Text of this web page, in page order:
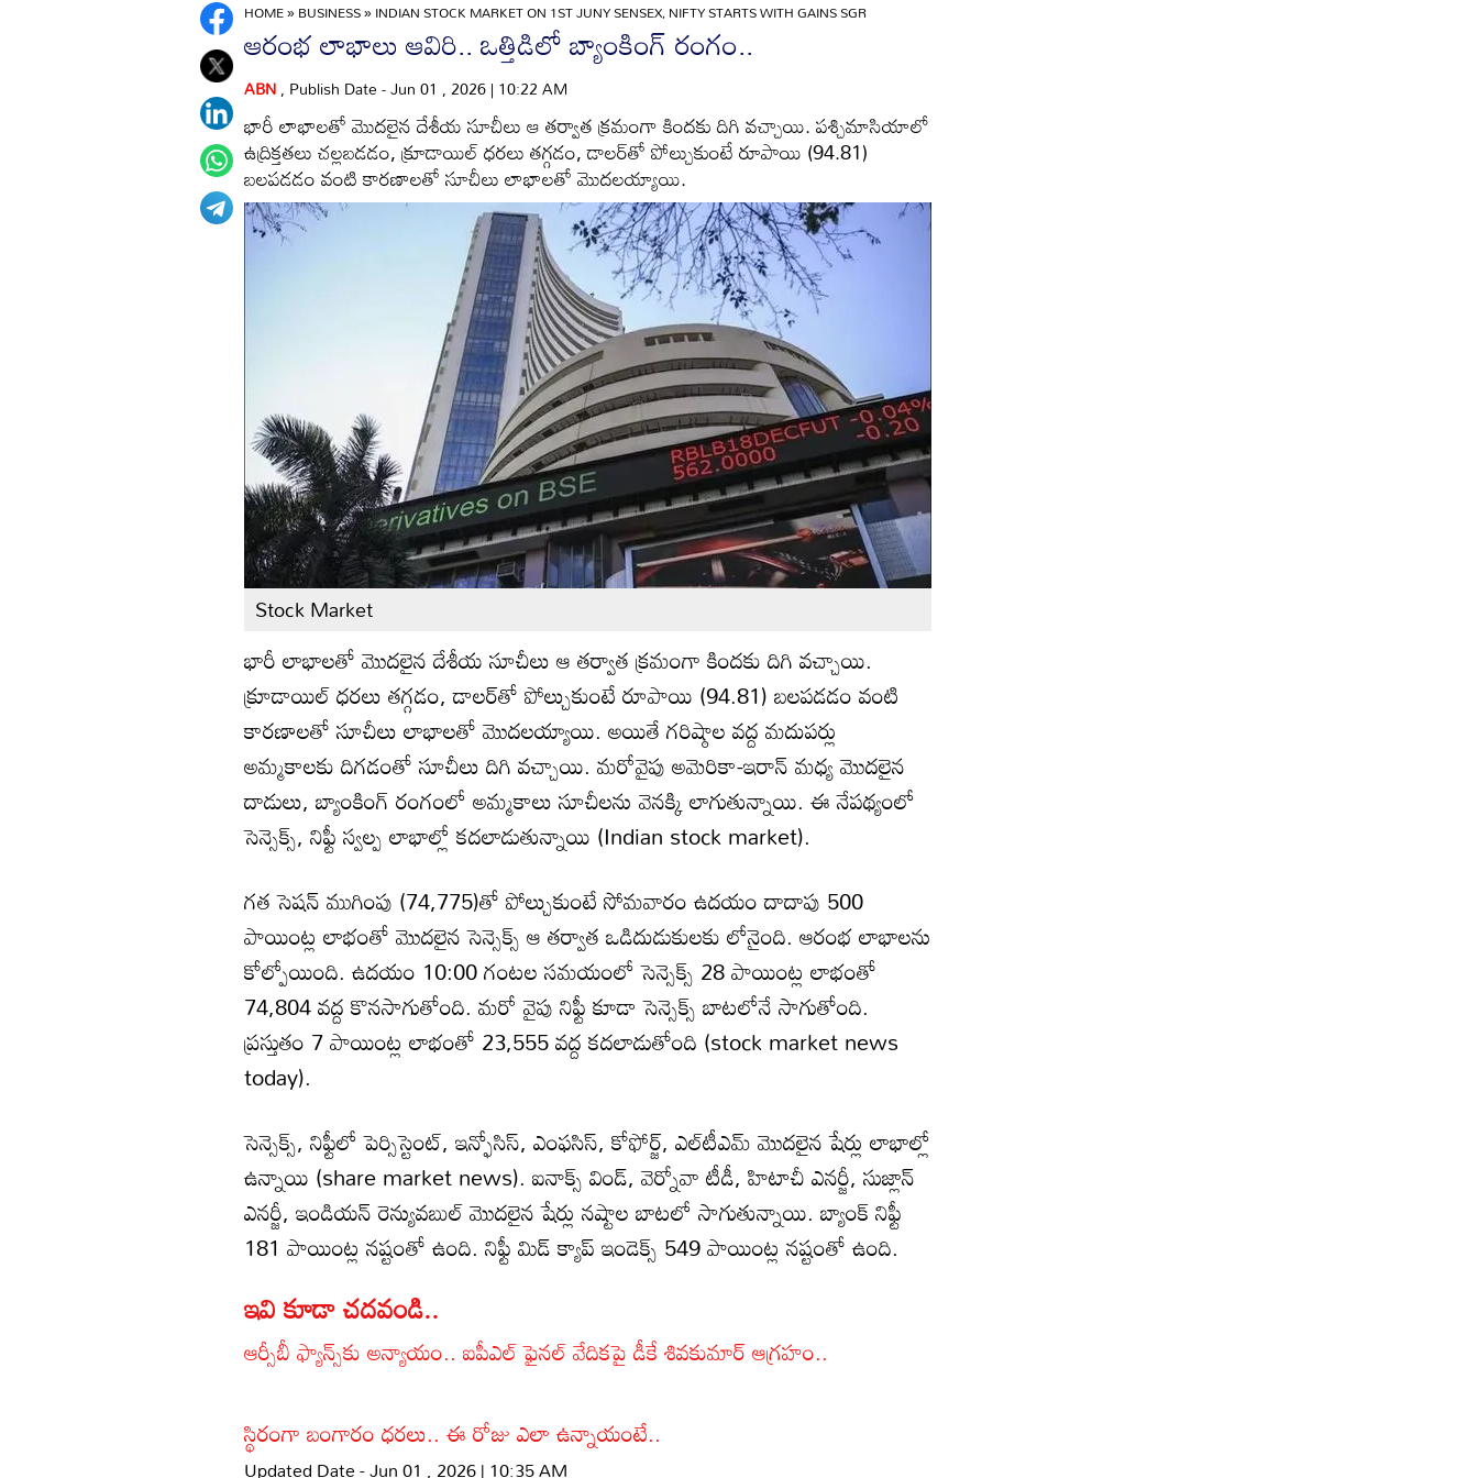
HOME»BUSINESS»INDIAN STOCK MARKET ON 1ST JUNY SENSEX, NIFTY STARTS WITH GAINS SGR
ఆరంభ లాభాలు ఆవిరి.. ఒత్తిడిలో బ్యాంకింగ్ రంగం..
ABN, Publish Date - Jun 01 , 2026 | 10:22 AM
భారీ లాభాలతో మొదలైన దేశీయ సూచీలు ఆ తర్వాత క్రమంగా కిందకు దిగి వచ్చాయి. పశ్చిమాసియాలో
ఉద్రిక్తతలు చల్లబడడం, క్రూడాయిల్ ధరలు తగ్గడం, డాలర్‌తో పోల్చుకుంటే రూపాయి (94.81)
బలపడడం వంటి కారణాలతో సూచీలు లాభాలతో మొదలయ్యాయి.
Stock Market
భారీ లాభాలతో మొదలైన దేశీయ సూచీలు ఆ తర్వాత క్రమంగా కిందకు దిగి వచ్చాయి.
క్రూడాయిల్ ధరలు తగ్గడం, డాలర్‌తో పోల్చుకుంటే రూపాయి (94.81) బలపడడం వంటి
కారణాలతో సూచీలు లాభాలతో మొదలయ్యాయి. అయితే గరిష్ఠాల వద్ద మదుపర్లు
అమ్మకాలకు దిగడంతో సూచీలు దిగి వచ్చాయి. మరోవైపు అమెరికా-ఇరాన్ మధ్య మొదలైన
దాడులు, బ్యాంకింగ్ రంగంలో అమ్మకాలు సూచీలను వెనక్కి లాగుతున్నాయి. ఈ నేపథ్యంలో
సెన్సెక్స్, నిఫ్టీ స్వల్ప లాభాల్లో కదలాడుతున్నాయి (Indian stock market).
గత సెషన్ ముగింపు (74,775)తో పోల్చుకుంటే సోమవారం ఉదయం దాదాపు 500
పాయింట్ల లాభంతో మొదలైన సెన్సెక్స్ ఆ తర్వాత ఒడిదుడుకులకు లోనైంది. ఆరంభ లాభాలను
కోల్పోయింది. ఉదయం 10:00 గంటల సమయంలో సెన్సెక్స్ 28 పాయింట్ల లాభంతో
74,804 వద్ద కొనసాగుతోంది. మరో వైపు నిఫ్టీ కూడా సెన్సెక్స్ బాటలోనే సాగుతోంది.
ప్రస్తుతం 7 పాయింట్ల లాభంతో 23,555 వద్ద కదలాడుతోంది (stock market news
today).
సెన్సెక్స్‌, నిఫ్టీలో పెర్సిస్టెంట్, ఇన్ఫోసిస్, ఎంఫసిస్, కోఫోర్జ్, ఎల్‌టీఎమ్ మొదలైన షేర్లు లాభాల్లో
ఉన్నాయి (share market news). ఐనాక్స్ విండ్, వెర్నోవా టీడీ, హిటాచీ ఎనర్జీ, సుజ్లాన్
ఎనర్జీ, ఇండియన్ రెన్యువబుల్ మొదలైన షేర్లు నష్టాల బాటలో సాగుతున్నాయి. బ్యాంక్ నిఫ్టీ
181 పాయింట్ల నష్టంతో ఉంది. నిఫ్టీ మిడ్ క్యాప్ ఇండెక్స్ 549 పాయింట్ల నష్టంతో ఉంది.
ఇవి కూడా చదవండి..
ఆర్సీబీ ఫ్యాన్స్‌కు అన్యాయం.. ఐపీఎల్ ఫైనల్ వేదికపై డీకే శివకుమార్ ఆగ్రహం..
స్థిరంగా బంగారం ధరలు.. ఈ రోజు ఎలా ఉన్నాయంటే..
Updated Date - Jun 01 , 2026 | 10:35 AM